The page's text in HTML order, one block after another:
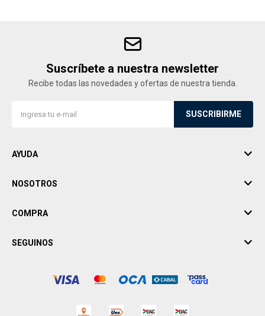
Suscríbete a nuestra newsletter
Recibe todas las novedades y ofertas de nuestra tienda.
SUSCRIBIRME
AYUDA
NOSOTROS
COMPRA
SEGUINOS